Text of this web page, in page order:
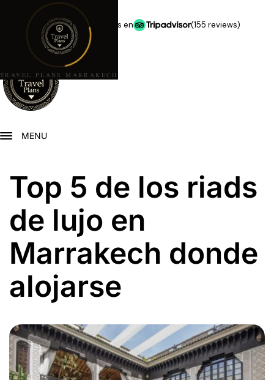
TRAVEL PLANS MARRAKECH
★★★★★5,0 estrellas en (155 reviews)
MENU
Top 5 de los riads
de lujo en
Marrakech donde
alojarse